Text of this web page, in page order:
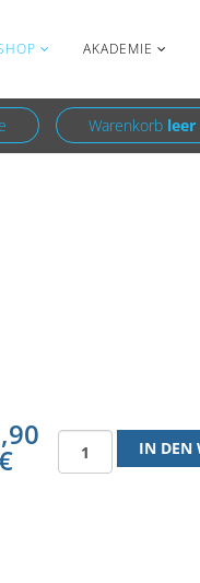
AKADEMIE
Warenkorb leer